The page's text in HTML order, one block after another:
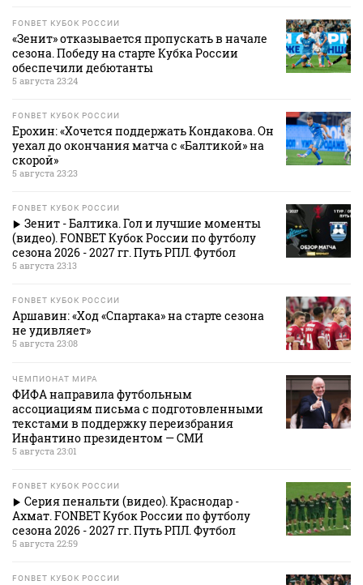
FONBET КУБОК РОССИИ
«Зенит» отказывается пропускать в начале
сезона. Победу на старте Кубка России
обеспечили дебютанты
5 августа 23:24
FONBET КУБОК РОССИИ
Ерохин: «Хочется поддержать Кондакова. Он
уехал до окончания матча с «Балтикой» на
скорой»
5 августа 23:23
FONBET КУБОК РОССИИ
Зенит - Балтика. Гол и лучшие моменты
(видео). FONBET Кубок России по футболу
сезона 2026 - 2027 гг. Путь РПЛ. Футбол
5 августа 23:13
FONBET КУБОК РОССИИ
Аршавин: «Ход «Спартака» на старте сезона
не удивляет»
5 августа 23:08
ЧЕМПИОНАТ МИРА
ФИФА направила футбольным
ассоциациям письма с подготовленными
текстами в поддержку переизбрания
Инфантино президентом — СМИ
5 августа 23:01
FONBET КУБОК РОССИИ
Серия пенальти (видео). Краснодар -
Ахмат. FONBET Кубок России по футболу
сезона 2026 - 2027 гг. Путь РПЛ. Футбол
5 августа 22:59
FONBET КУБОК РОССИИ